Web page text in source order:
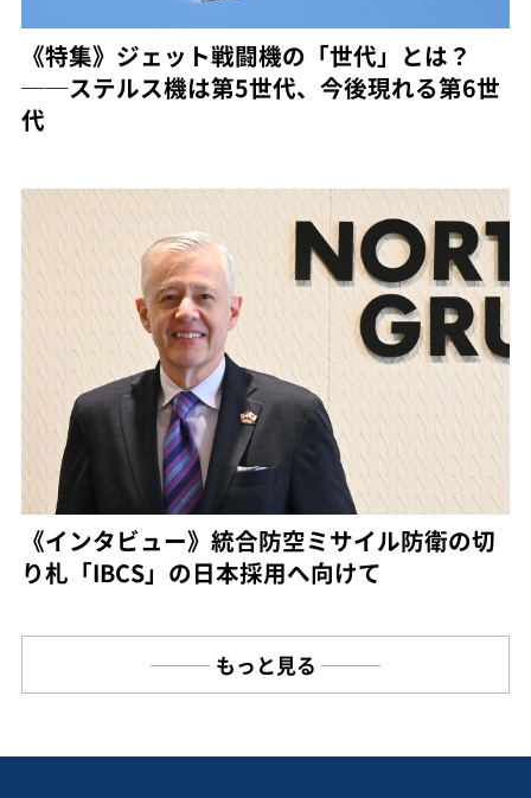
《特集》ジェット戦闘機の「世代」とは？
──ステルス機は第5世代、今後現れる第6世
代
《インタビュー》統合防空ミサイル防衛の切
り札「IBCS」の日本採用へ向けて
もっと見る